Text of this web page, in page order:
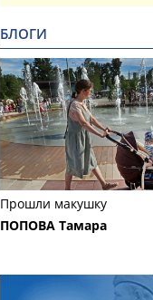
БЛОГИ
Прошли макушку
ПОПОВА Тамара